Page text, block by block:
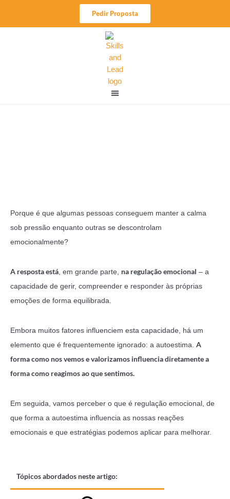
content
Pedir Proposta
Porque é que algumas pessoas conseguem manter a calma
sob pressão enquanto outras se descontrolam
emocionalmente?
A resposta está , em grande parte, na regulação emocional – a
capacidade de gerir, compreender e responder às próprias
emoções de forma equilibrada.
Embora muitos fatores influenciem esta capacidade, há um
elemento que é frequentemente ignorado: a autoestima. A
forma como nos vemos e valorizamos influencia diretamente a
forma como reagimos ao que sentimos.
Em seguida, vamos perceber o que é regulação emocional, de
que forma a autoestima influencia as nossas reações
emocionais e que estratégias podemos aplicar para melhorar.
Tópicos abordados neste artigo: